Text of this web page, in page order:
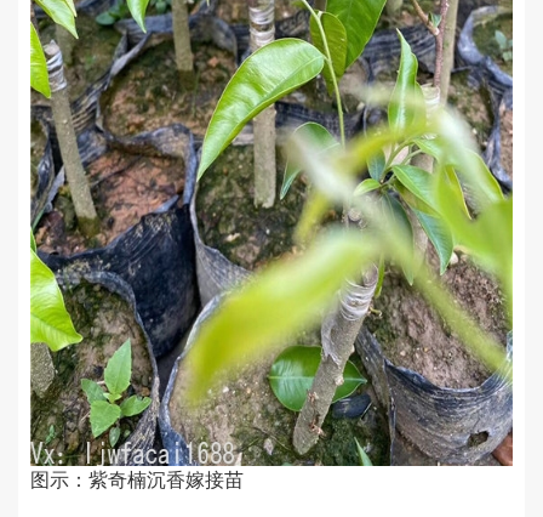
图示：紫奇楠沉香嫁接苗